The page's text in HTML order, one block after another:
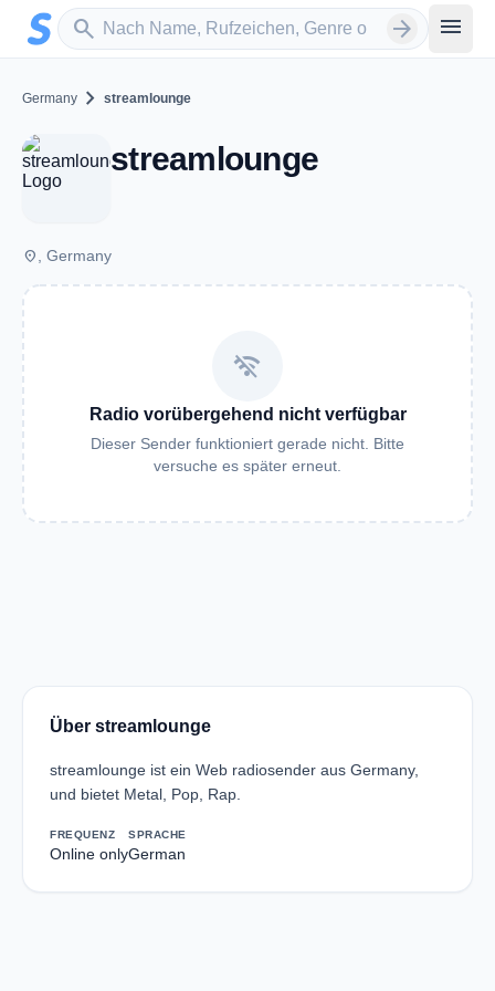
Zum Hauptinhalt springen
search
Sender suchen arrow_forward menu
Germany chevron_right streamlounge
streamlounge
place , Germany
wifi_off
Radio vorübergehend nicht verfügbar
Dieser Sender funktioniert gerade nicht. Bitte
versuche es später erneut.
Über streamlounge
streamlounge ist ein Web radiosender aus Germany,
und bietet Metal, Pop, Rap.
FREQUENZ
Online only
SPRACHE
German